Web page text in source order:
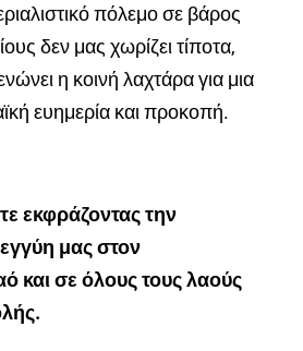
πόλεμο σε βάρος
δεν μας χωρίζει τίποτα,
η κοινή λαχτάρα για μια
ευημερία και προκοπή.
εκφράζοντας την
μας στον
και σε όλους τους λαούς